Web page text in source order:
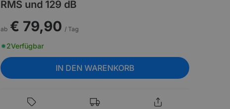
RMS und 129 dB
ab € 79,90 / Tag
2Verfügbar
IN DEN WARENKORB